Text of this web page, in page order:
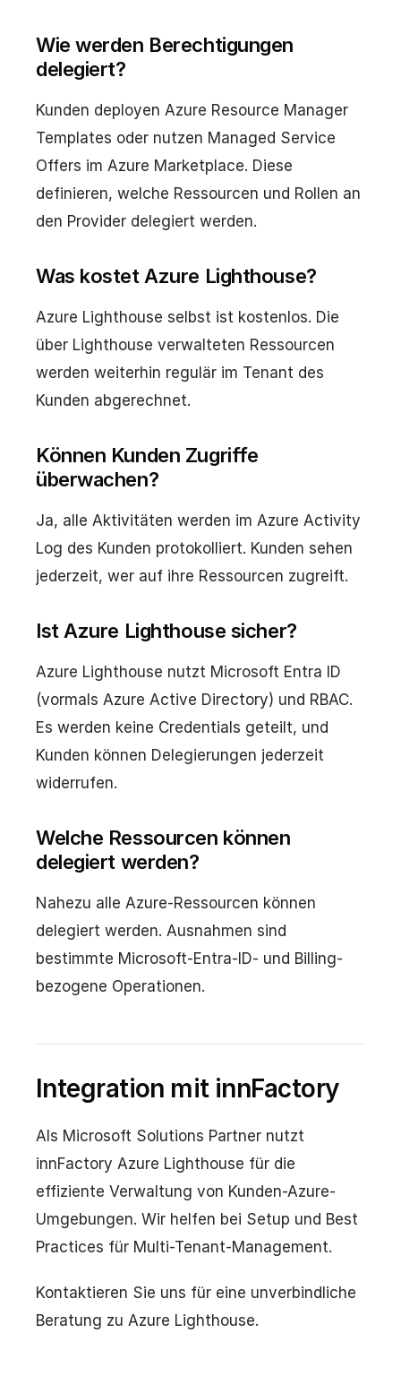
Wie werden Berechtigungen
delegiert?
Kunden deployen Azure Resource Manager
Templates oder nutzen Managed Service
Offers im Azure Marketplace. Diese
definieren, welche Ressourcen und Rollen an
den Provider delegiert werden.
Was kostet Azure Lighthouse?
Azure Lighthouse selbst ist kostenlos. Die
über Lighthouse verwalteten Ressourcen
werden weiterhin regulär im Tenant des
Kunden abgerechnet.
Können Kunden Zugriffe
überwachen?
Ja, alle Aktivitäten werden im Azure Activity
Log des Kunden protokolliert. Kunden sehen
jederzeit, wer auf ihre Ressourcen zugreift.
Ist Azure Lighthouse sicher?
Azure Lighthouse nutzt Microsoft Entra ID
(vormals Azure Active Directory) und RBAC.
Es werden keine Credentials geteilt, und
Kunden können Delegierungen jederzeit
widerrufen.
Welche Ressourcen können
delegiert werden?
Nahezu alle Azure-Ressourcen können
delegiert werden. Ausnahmen sind
bestimmte Microsoft-Entra-ID- und Billing-
bezogene Operationen.
Integration mit innFactory
Als Microsoft Solutions Partner nutzt
innFactory Azure Lighthouse für die
effiziente Verwaltung von Kunden-Azure-
Umgebungen. Wir helfen bei Setup und Best
Practices für Multi-Tenant-Management.
Kontaktieren Sie uns für eine unverbindliche
Beratung zu Azure Lighthouse.